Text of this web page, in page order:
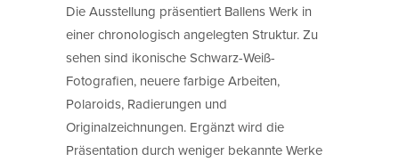
Die Ausstellung präsentiert Ballens Werk in
einer chronologisch angelegten Struktur. Zu
sehen sind ikonische Schwarz-Weiß-
Fotografien, neuere farbige Arbeiten,
Polaroids, Radierungen und
Originalzeichnungen. Ergänzt wird die
Präsentation durch weniger bekannte Werke